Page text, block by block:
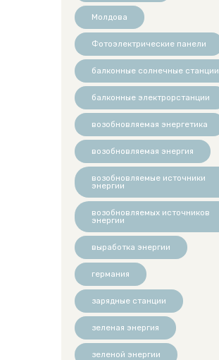
Молдова
Фотоэлектрические панели
балконные солнечные станции
балконные электрорстанции
возобновляемая энергетика
возобновляемая энергия
возобновляемые источники
энергии
возобновляемых источников
энергии
выработка энергии
германия
зарядные станции
зеленая энергия
зеленой энергии